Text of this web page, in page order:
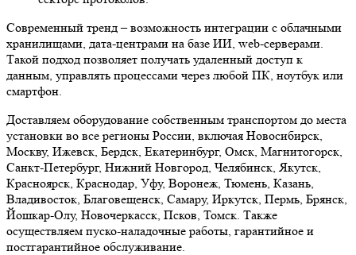
Современный тренд – возможность интеграции с облачными
хранилищами, дата-центрами на базе ИИ, web-серверами.
Такой подход позволяет получать удаленный доступ к
данным, управлять процессами через любой ПК, ноутбук или
смартфон.
Доставляем оборудование собственным транспортом до места
установки во все регионы России, включая Новосибирск,
Москву, Ижевск, Бердск, Екатеринбург, Омск, Магнитогорск,
Санкт-Петербург, Нижний Новгород, Челябинск, Якутск,
Красноярск, Краснодар, Уфу, Воронеж, Тюмень, Казань,
Владивосток, Благовещенск, Самару, Иркутск, Пермь, Брянск,
Йошкар-Олу, Новочеркасск, Псков, Томск. Также
осуществляем пуско-наладочные работы, гарантийное и
постгарантийное обслуживание.